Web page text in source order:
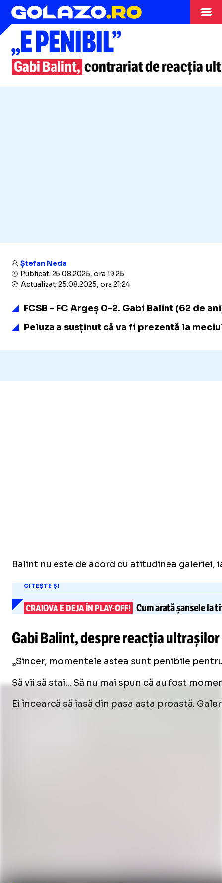
Superliga
„E PENIBIL”
Gabi Balint, contrariat de reacția
Ștefan Neda
Publicat: 25.08.2025, ora 19:25
Actualizat: 25.08.2025, ora 21:24
FCSB - FC Argeș 0-2. Gabi Balint (62 de
Peluza a susținut că va fi prezentă la
Balint nu este de acord cu atitudinea
CITEȘTE ȘI
CRAIOVA E DEJA ÎN PLAY-OFF! Cum aratășansele la
Gabi Balint, despre reacția ultrașilor
„Sincer, momentele astea sunt penibile
Să vii să stai... Să nu mai spun că au fost
Ei încearcă să iasă din pasa asta proastă.